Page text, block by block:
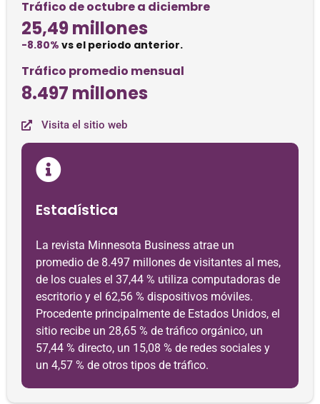
Tráfico de octubre a diciembre
25,49 millones
-8.80% vs el periodo anterior.
Tráfico promedio mensual
8.497 millones
Visita el sitio web
Estadística
La revista Minnesota Business atrae un
promedio de 8.497 millones de visitantes al mes,
de los cuales el 37,44 % utiliza computadoras de
escritorio y el 62,56 % dispositivos móviles.
Procedente principalmente de Estados Unidos, el
sitio recibe un 28,65 % de tráfico orgánico, un
57,44 % directo, un 15,08 % de redes sociales y
un 4,57 % de otros tipos de tráfico.